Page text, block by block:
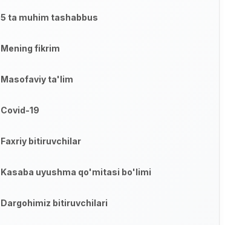
5 ta muhim tashabbus
Mening fikrim
Masofaviy ta'lim
Covid-19
Faxriy bitiruvchilar
Kasaba uyushma qo'mitasi bo'limi
Dargohimiz bitiruvchilari